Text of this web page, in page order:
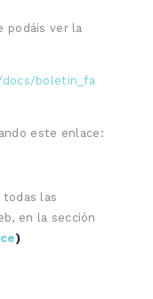
podáis ver la
boletin_fa
este enlace:
todas las
en la sección
)